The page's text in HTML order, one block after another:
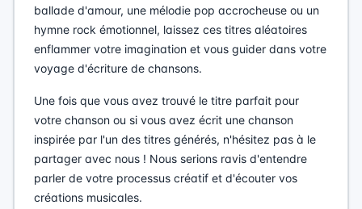
ballade d'amour, une mélodie pop accrocheuse ou un
hymne rock émotionnel, laissez ces titres aléatoires
enflammer votre imagination et vous guider dans votre
voyage d'écriture de chansons.
Une fois que vous avez trouvé le titre parfait pour
votre chanson ou si vous avez écrit une chanson
inspirée par l'un des titres générés, n'hésitez pas à le
partager avec nous ! Nous serions ravis d'entendre
parler de votre processus créatif et d'écouter vos
créations musicales.